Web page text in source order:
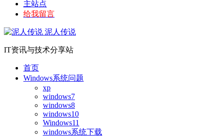
主站点
给我留言
泥人传说
IT资讯与技术分享站
首页
Windows系统问题
xp
windows7
windows8
windows10
Windows11
windows系统下载